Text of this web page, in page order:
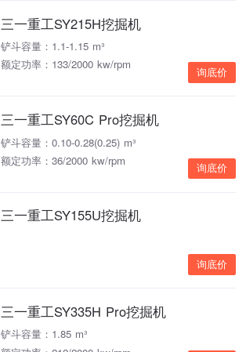
三一重工SY215H挖掘机
铲斗容量：1.1-1.15 m³
额定功率：133/2000 kw/rpm
询底价
三一重工SY60C Pro挖掘机
铲斗容量：0.10-0.28(0.25) m³
额定功率：36/2000 kw/rpm
询底价
三一重工SY155U挖掘机
询底价
三一重工SY335H Pro挖掘机
铲斗容量：1.85 m³